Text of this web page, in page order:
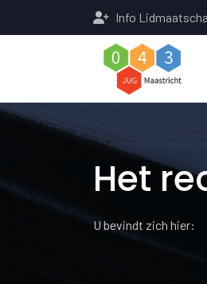
Info
Het
U bevindt zich hier: